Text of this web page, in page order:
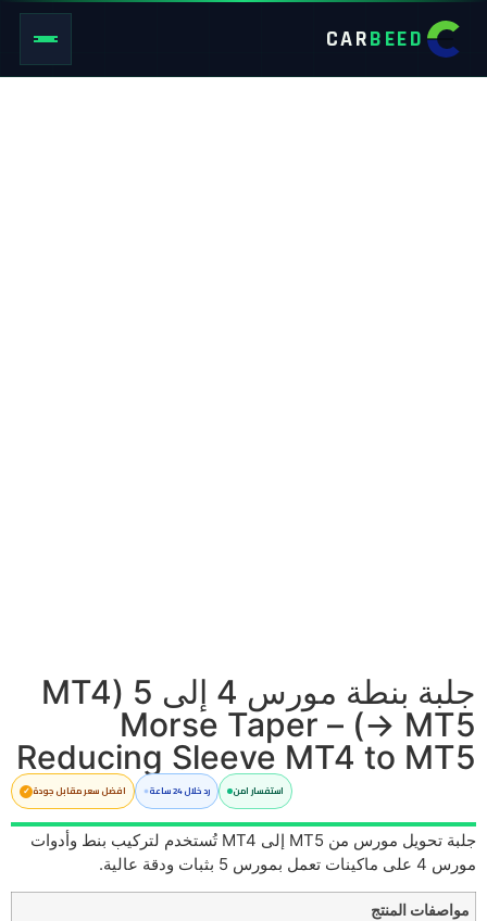
CARBEED
جلبة بنطة مورس 4 إلى 5 (MT4
→ MT5) – Morse Taper
Reducing Sleeve MT4 to MT5
استفسار امن رد خلال 24 ساعة افضل سعر مقابل جودة
جلبة تحويل مورس من MT5 إلى MT4 تُستخدم لتركيب بنط وأدوات
مورس 4 على ماكينات تعمل بمورس 5 بثبات ودقة عالية.
مواصفات المنتج